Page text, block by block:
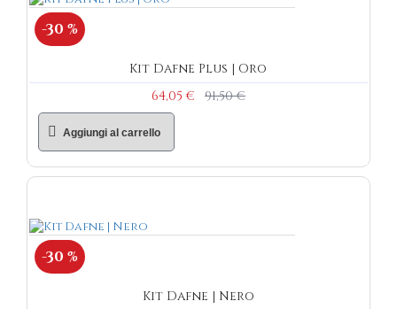
-30 %
Kit Dafne Plus | Oro
64,05 €
91,50 €
Aggiungi al carrello
-30 %
Kit Dafne | Nero